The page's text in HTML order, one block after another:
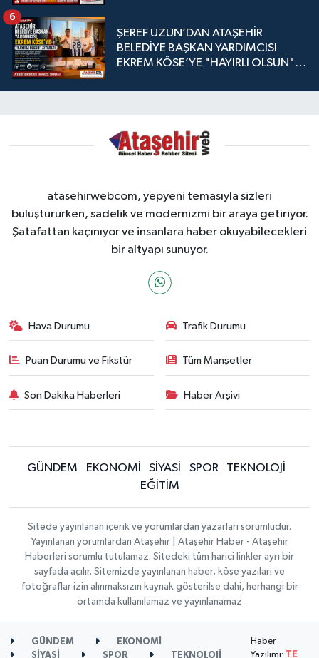
ŞEREF UZUN’DAN ATAŞEHİR
BELEDİYE BAŞKAN YARDIMCISI
EKREM KÖSE’YE "HAYIRLI OLSUN"
6
atasehirwebcom, yepyeni temasıyla sizleri
buluştururken, sadelik ve modernizmi bir araya getiriyor.
Şatafattan kaçınıyor ve insanlara haber okuyabilecekleri
bir altyapı sunuyor.
Hava Durumu Trafik Durumu
Puan Durumu ve Fikstür Tüm Manşetler
Son Dakika Haberleri Haber Arşivi
GÜNDEM EKONOMİ SİYASİ SPOR
TEKNOLOJİ
EĞİTİM
Sitede yayınlanan içerik ve yorumlardan yazarları sorumludur.
Yayınlanan yorumlardan Ataşehir | Ataşehir Haber - Ataşehir
Haberleri sorumlu tutulamaz. Sitedeki tüm harici linkler ayrı bir
sayfada açılır. Sitemizde yayınlanan haber, köşe yazıları ve
fotoğraflar izin alınmaksızın kaynak gösterilse dahi, herhangi bir
ortamda kullanılamaz ve yayınlanamaz
GÜNDEM
EKONOMİ
SİYASİ
SPOR TEKNOLOJİ
Haber
Yazılımı:
TE